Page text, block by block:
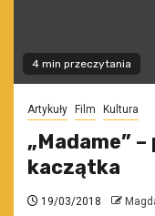
4 min przeczytania
Artykuły Film Kultura
„Madame”
kaczątka
19/03/2018